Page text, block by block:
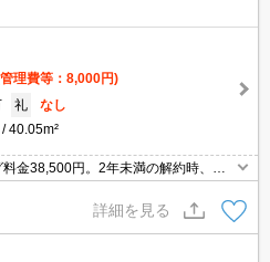
理費等：8,000円)
礼
なし
40.05m²
金38,500円。2年未満の解約時、違
詳細を見る